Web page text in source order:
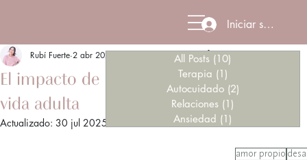
Iniciar sesión
El impacto de la infancia en la
vida adulta
Rubí Fuerte 2 abr 2025 3 min de lectura
Actualizado: 30 jul 2025
All Posts (10)
Terapia (1)
Autocuidado (2)
Relaciones (1)
Ansiedad (1)
amor propio